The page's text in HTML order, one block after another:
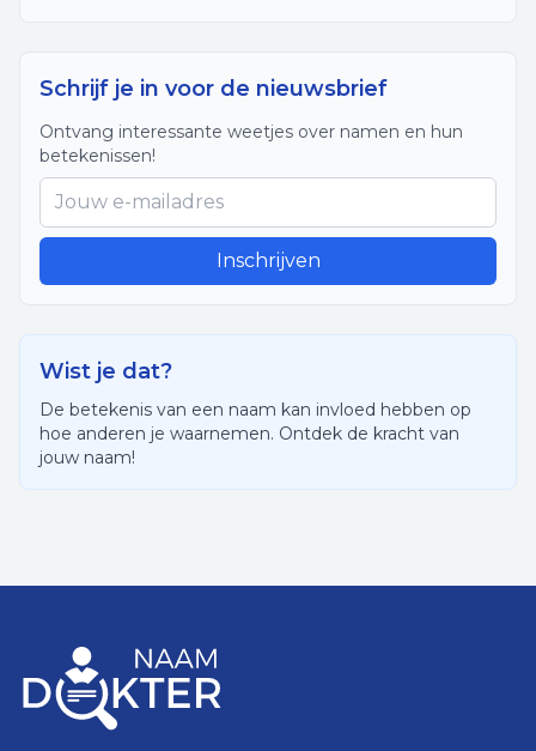
Schrijf je in voor de nieuwsbrief
Ontvang interessante weetjes over namen en hun
betekenissen!
Inschrijven
Wist je dat?
De betekenis van een naam kan invloed hebben op
hoe anderen je waarnemen. Ontdek de kracht van
jouw naam!